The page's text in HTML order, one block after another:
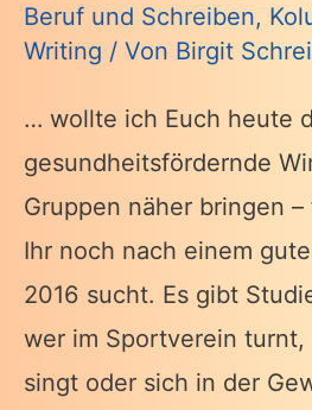
Beruf und Schreiben,
Writing / Von Birgit
… wollte ich Euch heute
gesundheitsfördernde
Gruppen näher bringen
Ihr noch nach einem
2016 sucht. Es gibt
wer im Sportverein
singt oder sich in der